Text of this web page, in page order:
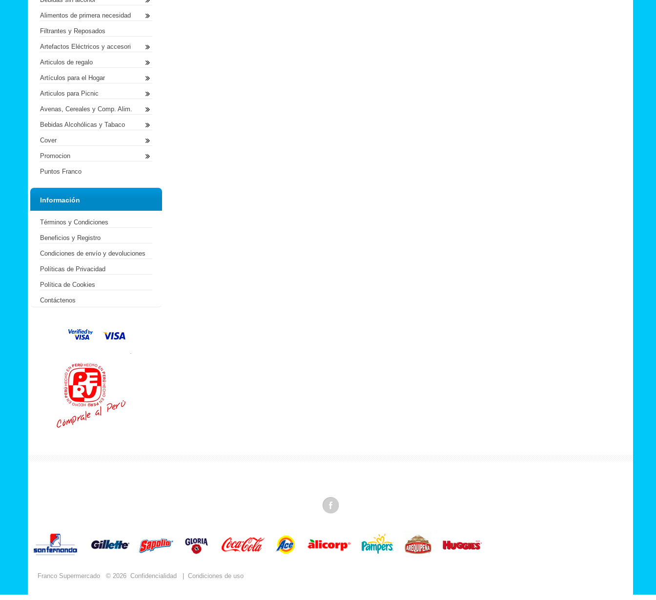
Alimentos de primera necesidad
Filtrantes y Reposados
Artefactos Eléctricos y accesori
Articulos de regalo
Artículos para el Hogar
Articulos para Picnic
Avenas, Cereales y Comp. Alim.
Bebidas Alcohólicas y Tabaco
Cover
Promocion
Puntos Franco
Información
Términos y Condiciones
Beneficios y Registro
Condiciones de envío y devoluciones
Políticas de Privacidad
Política de Cookies
Contáctenos
.
Franco Supermercado © 2026 Confidencialidad Condiciones de uso